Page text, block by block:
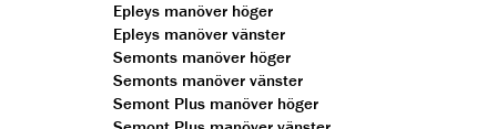
Epleys manöver höger
Epleys manöver vänster
Semonts manöver höger
Semonts manöver vänster
Semont Plus manöver höger